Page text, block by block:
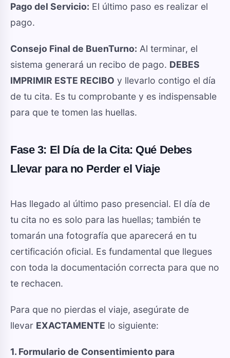
Pago del Servicio: El último paso es realizar el
pago.
Consejo Final de BuenTurno: Al terminar, el
sistema generará un recibo de pago. DEBES
IMPRIMIR ESTE RECIBO y llevarlo contigo el día
de tu cita. Es tu comprobante y es indispensable
para que te tomen las huellas.
Fase 3: El Día de la Cita: Qué Debes
Llevar para no Perder el Viaje
Has llegado al último paso presencial. El día de
tu cita no es solo para las huellas; también te
tomarán una fotografía que aparecerá en tu
certificación oficial. Es fundamental que llegues
con toda la documentación correcta para que no
te rechacen.
Para que no pierdas el viaje, asegúrate de
llevar EXACTAMENTE lo siguiente:
1. Formulario de Consentimiento para